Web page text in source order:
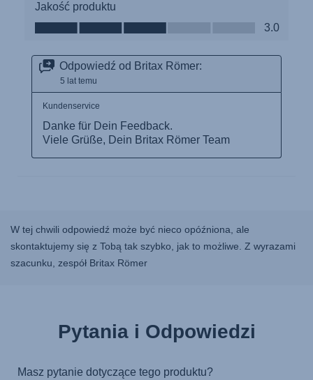
W tej chwili odpowiedź może być nieco opóźniona, ale
skontaktujemy się z Tobą tak szybko, jak to możliwe. Z wyrazami
szacunku, zespół Britax Römer
Pytania i Odpowiedzi